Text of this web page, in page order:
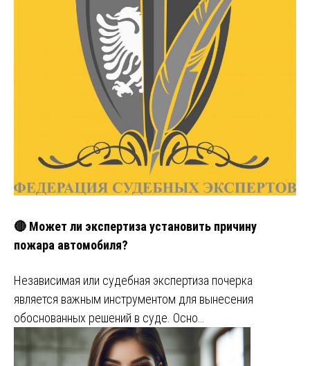
🔴 Может ли экспертиза установить причину
пожара автомобиля?
Независимая или судебная экспертиза почерка
является важным инструментом для вынесения
обоснованных решений в суде. Осно…